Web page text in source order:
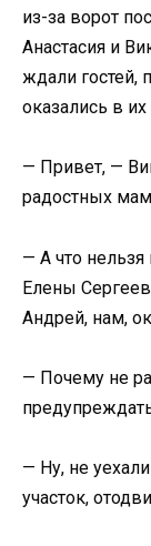
из-за ворот
Анастасия и
ждали гостей,
оказались в
— Привет, —
радостных
— А что нельзя
Елены
Андрей, нам,
— Почему не
— Ну, не
участок,